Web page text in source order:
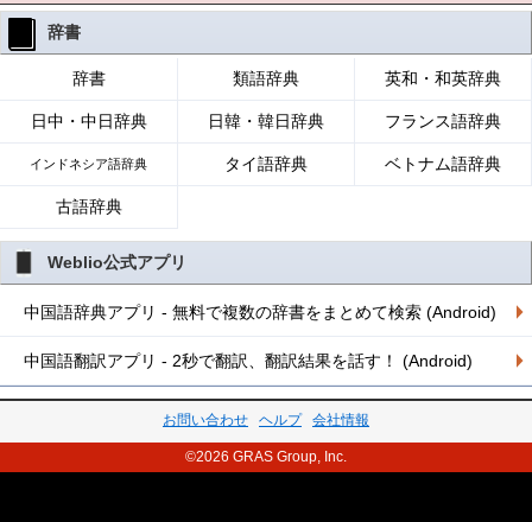
辞書
辞書 類語辞典 英和・和英辞典
日中・中日辞典 日韓・韓日辞典 フランス語辞典
インドネシア語辞典 タイ語辞典 ベトナム語辞典
古語辞典
Weblio公式アプリ
中国語辞典アプリ - 無料で複数の辞書をまとめて検索 (Android)
中国語翻訳アプリ - 2秒で翻訳、翻訳結果を話す！ (Android)
お問い合わせ ヘルプ 会社情報
©2026 GRAS Group, Inc.